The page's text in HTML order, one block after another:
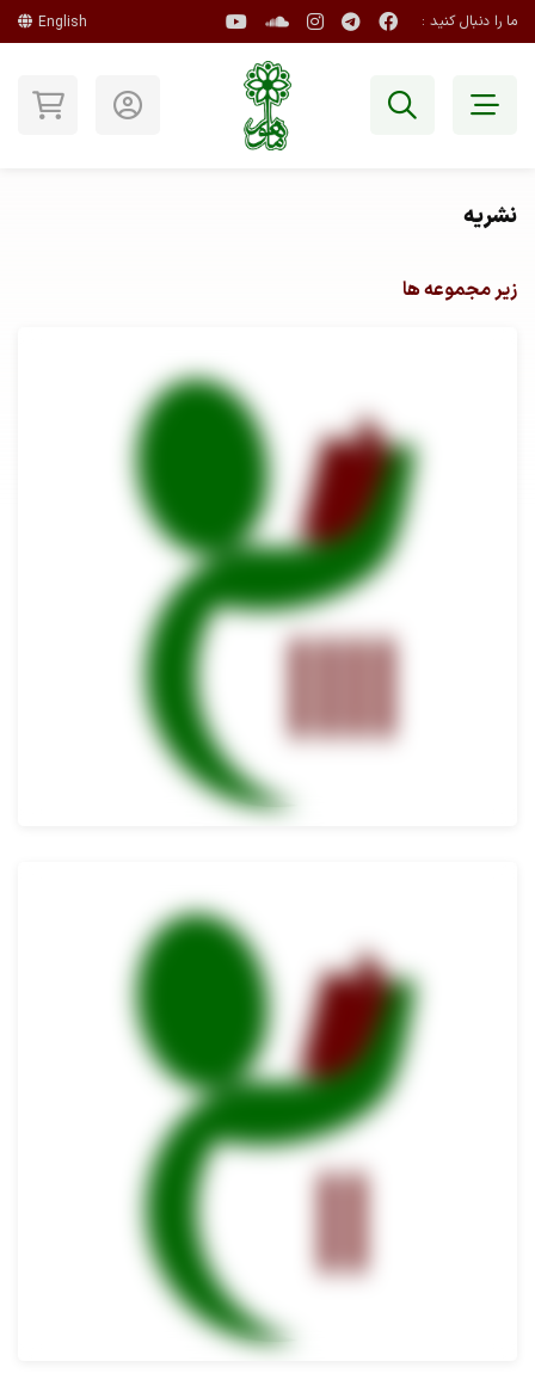
ما را دنبال کنید : English
نشریه
زیر مجموعه ها